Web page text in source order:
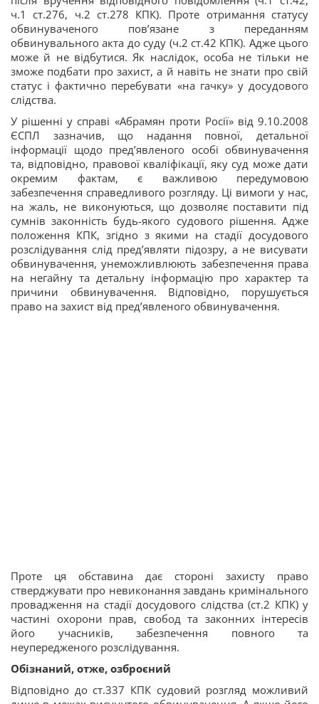
ч.1 ст.276, ч.2 ст.278 КПК). Проте отримання статусу
обвинуваченого пов’язане з переданням
обвинувального акта до суду (ч.2 ст.42 КПК). Адже цього
може й не відбутися. Як наслідок, особа не тільки не
зможе подбати про захист, а й навіть не знати про свій
статус і фактично перебувати «на гачку» у досудового
слідства.
У рішенні у справі «Абрамян проти Росії» від 9.10.2008
ЄСПЛ зазначив, що надання повної, детальної
інформації щодо пред’явленого особі обвинувачення
та, відповідно, правової кваліфікації, яку суд може дати
окремим фактам, є важливою передумовою
забезпечення справедливого розгляду. Ці вимоги у нас,
на жаль, не виконуються, що дозволяє поставити під
сумнів законність будь-якого судового рішення. Адже
положення КПК, згідно з якими на стадії досудового
розслідування слід пред’являти підозру, а не висувати
обвинувачення, унеможливлюють забезпечення права
на негайну та детальну інформацію про характер та
причини обвинувачення. Відповідно, порушується
право на захист від пред’явленого обвинувачення.
Проте ця обставина дає стороні захисту право
стверджувати про невиконання завдань кримінального
провадження на стадії досудового слідства (ст.2 КПК) у
частині охорони прав, свобод та законних інтересів
його учасників, забезпечення повного та
неупередженого розслідування.
Обізнаний, отже, озброєний
Відповідно до ст.337 КПК судовий розгляд можливий